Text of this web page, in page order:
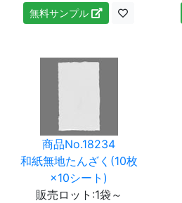
無料サンプル
商品No.18234
和紙無地たんざく(10枚
×10シート)
販売ロット:1袋～